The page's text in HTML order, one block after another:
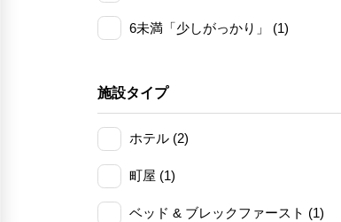
6未満「少しがっかり」 (1)
施設タイプ
ホテル (2)
町屋 (1)
ベッド & ブレックファースト (1)